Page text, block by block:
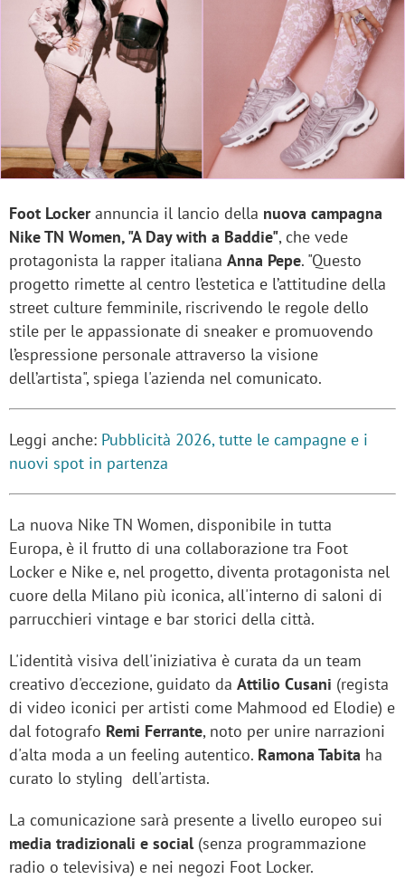
Foot Lockerannuncia il lancio della nuova campagna
Nike TN Women, "A Day with a Baddie", che vede
protagonista la rapper italiana Anna Pepe. "Questo
progetto rimette al centro l’estetica e l’attitudine della
street culture femminile, riscrivendo le regole dello
stile per le appassionate di sneaker e promuovendo
l’espressione personale attraverso la visione
dell’artista", spiega l'azienda nel comunicato.
Leggi anche: Pubblicità 2026, tutte le campagne e i
nuovi spot in partenza
La nuova Nike TN Women, disponibile in tutta
Europa, è il frutto di una collaborazione tra Foot
Locker e Nike e, nel progetto, diventa protagonista nel
cuore della Milano più iconica, all'interno di saloni di
parrucchieri vintage e bar storici della città.
L'identità visiva dell'iniziativa è curata da un team
creativo d'eccezione, guidato da Attilio Cusani (regista
di video iconici per artisti come Mahmood ed Elodie) e
dal fotografo Remi Ferrante, noto per unire narrazioni
d'alta moda a un feeling autentico. Ramona Tabita ha
curato lo styling dell'artista.
La comunicazione sarà presente a livello europeo sui
media tradizionali e social(senza programmazione
radio o televisiva) e nei negozi Foot Locker.